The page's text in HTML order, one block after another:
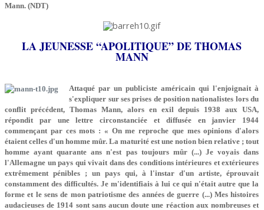
Mann. (NDT)
LA JEUNESSE “APOLITIQUE” DE THOMAS
MANN
Attaqué par un publiciste américain qui l'enjoignait à
s'expliquer sur ses prises de position nationalistes lors du
conflit précédent, Thomas Mann, alors en exil depuis 1938 aux USA,
répondit par une lettre circonstanciée et diffusée en janvier 1944
commençant par ces mots : « On me reproche que mes opinions d'alors
étaient celles d'un homme mûr. La maturité est une notion bien relative ; tout
homme ayant quarante ans n'est pas toujours mûr (...) Je voyais dans
l'Allemagne un pays qui vivait dans des conditions intérieures et extérieures
extrêmement pénibles ; un pays qui, à l'instar d'un artiste, éprouvait
constamment des difficultés. Je m'identifiais à lui ce qui n'était autre que la
forme et le sens de mon patriotisme des années de guerre (...) Mes histoires
auda­cieuses de 1914 sont sans aucun doute une réaction aux nom­breuses et